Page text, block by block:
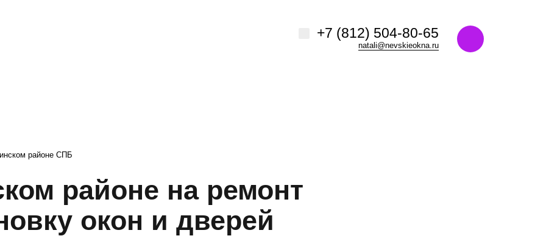
Найти
+7 (812) 504-80-65
natali@nevskieokna.ru
районе СПБ
районе на ремонт
окон и дверей